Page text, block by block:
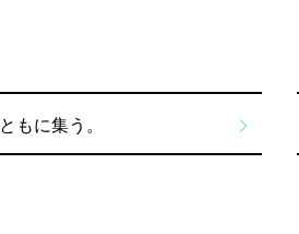
ともに集う。